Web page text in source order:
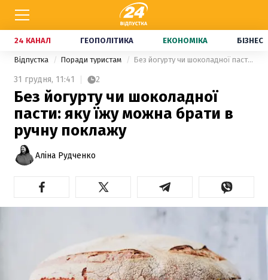
24 КАНАЛ ГЕОПОЛІТИКА ЕКОНОМІКА БІЗНЕС
Відпустка Поради туристам Без йогурту чи шоколадної пасти: яку їжу можна брати в ручну поклажу
31 грудня, 11:41 2
Без йогурту чи шоколадної
пасти: яку їжу можна брати в
ручну поклажу
Аліна Рудченко